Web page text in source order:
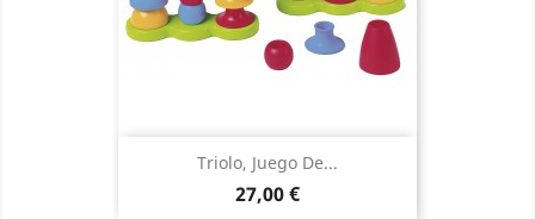
Triolo, Juego De...
Precio
27,00 €